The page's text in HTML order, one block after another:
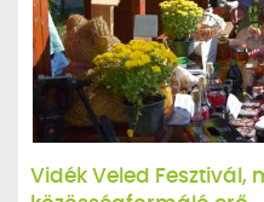
Vidék Veled Fesztivál,